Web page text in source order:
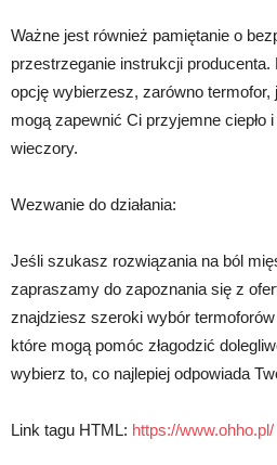
Ważne jest również pamiętanie o
przestrzeganie instrukcji
opcję wybierzesz, zarówno
mogą zapewnić Ci przyjemne ciepło
wieczory.
Wezwanie do działania:
Jeśli szukasz rozwiązania na ból
zapraszamy do zapoznania się z
znajdziesz szeroki wybór
które mogą pomóc złagodzić
wybierz to, co najlepiej odpowiada
Link tagu HTML: https://www.ohho.pl/